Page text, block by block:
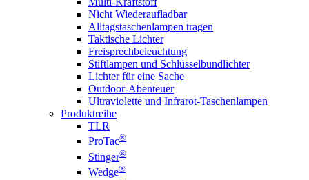
Nicht Wiederaufladbar
Alltagstaschenlampen tragen
Taktische Lichter
Freisprechbeleuchtung
Stiftlampen und Schlüsselbundlichter
Lichter für eine Sache
Outdoor-Abenteuer
Ultraviolette und Infrarot-Taschenlampen
Produktreihe
TLR
ProTac®
Stinger®
Wedge®